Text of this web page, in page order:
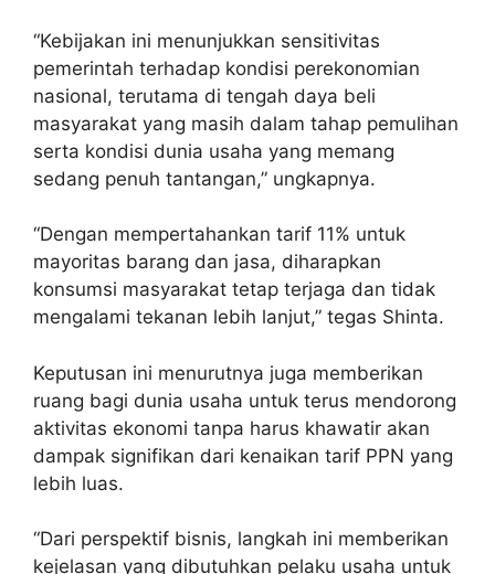
“Kebijakan ini menunjukkan sensitivitas
pemerintah terhadap kondisi perekonomian
nasional, terutama di tengah daya beli
masyarakat yang masih dalam tahap pemulihan
serta kondisi dunia usaha yang memang
sedang penuh tantangan,” ungkapnya.
“Dengan mempertahankan tarif 11% untuk
mayoritas barang dan jasa, diharapkan
konsumsi masyarakat tetap terjaga dan tidak
mengalami tekanan lebih lanjut,” tegas Shinta.
Keputusan ini menurutnya juga memberikan
ruang bagi dunia usaha untuk terus mendorong
aktivitas ekonomi tanpa harus khawatir akan
dampak signifikan dari kenaikan tarif PPN yang
lebih luas.
“Dari perspektif bisnis, langkah ini memberikan
kejelasan yang dibutuhkan pelaku usaha untuk